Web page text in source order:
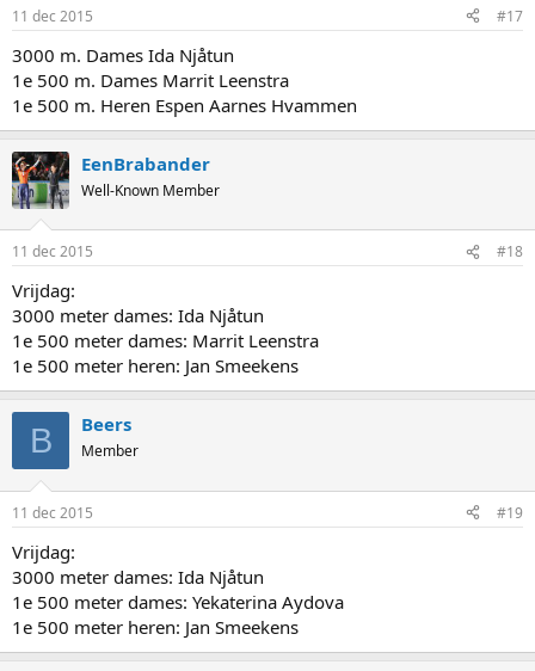
11 dec 2015 #17
3000 m. Dames Ida Njåtun
1e 500 m. Dames Marrit Leenstra
1e 500 m. Heren Espen Aarnes Hvammen
EenBrabander
Well-Known Member
11 dec 2015 #18
Vrijdag:
3000 meter dames: Ida Njåtun
1e 500 meter dames: Marrit Leenstra
1e 500 meter heren: Jan Smeekens
B Beers
Member
11 dec 2015 #19
Vrijdag:
3000 meter dames: Ida Njåtun
1e 500 meter dames: Yekaterina Aydova
1e 500 meter heren: Jan Smeekens